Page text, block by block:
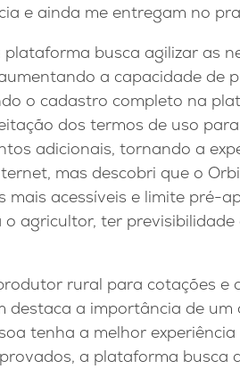
e ainda me entregam no
busca agilizar as
a capacidade de
o cadastro completo na
dos termos de uso
adicionais, tornando a
mas descobri que o
mais acessíveis e limite pré-
agricultor, ter
rural para cotações e
destaca a importância de
tenha a melhor
a plataforma busca